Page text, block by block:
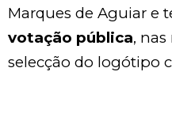
Marques de Aguiar e
votação pública, nas
selecção do logótipo